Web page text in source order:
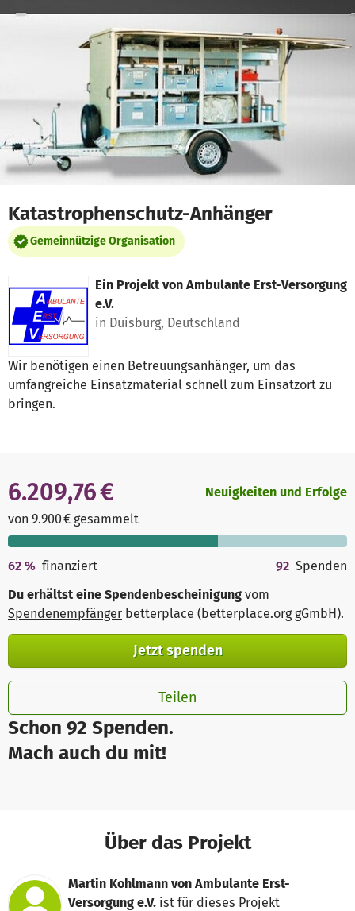
Katastrophenschutz-Anhänger
Gemeinnützige Organisation
Ein Projekt von Ambulante Erst-Versorgung
e.V.
in Duisburg, Deutschland
Wir benötigen einen Betreuungsanhänger, um das
umfangreiche Einsatzmaterial schnell zum Einsatzort zu
bringen.
Schon 92 Spenden.
Mach auch du mit!
6.209,76 €
von 9.900 € gesammelt
Neuigkeiten und Erfolge
62 % finanziert 92 Spenden
Du erhältst eine Spendenbescheinigung vom
Spendenempfänger betterplace (betterplace.org gGmbH).
Jetzt spenden
Teilen
Über das Projekt
Martin Kohlmann von Ambulante Erst-
Versorgung e.V. ist für dieses Projekt